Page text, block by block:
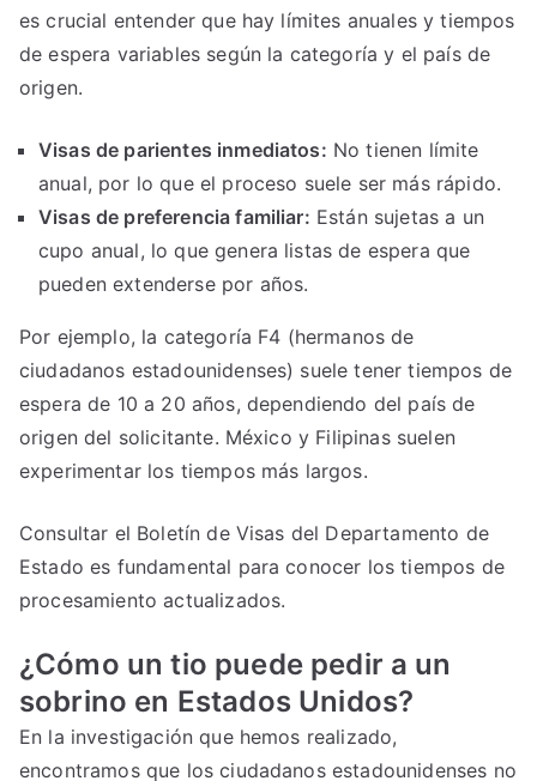
es crucial entender que hay límites anuales y tiempos
de espera variables según la categoría y el país de
origen.
Visas de parientes inmediatos: No tienen límite
anual, por lo que el proceso suele ser más rápido.
Visas de preferencia familiar: Están sujetas a un
cupo anual, lo que genera listas de espera que
pueden extenderse por años.
Por ejemplo, la categoría F4 (hermanos de
ciudadanos estadounidenses) suele tener tiempos de
espera de 10 a 20 años, dependiendo del país de
origen del solicitante. México y Filipinas suelen
experimentar los tiempos más largos.
Consultar el Boletín de Visas del Departamento de
Estado es fundamental para conocer los tiempos de
procesamiento actualizados.
¿Cómo un tio puede pedir a un
sobrino en Estados Unidos?
En la investigación que hemos realizado,
encontramos que los ciudadanos estadounidenses no